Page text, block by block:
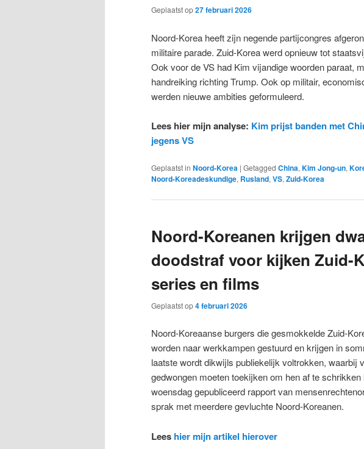
Geplaatst op27 februari 2026
Noord-Korea heeft zijn negende partijcongres
militaire parade. Zuid-Korea werd opnieuw tot
Ook voor de VS had Kim vijandige woorden paraat,
handreiking richting Trump. Ook op militair,
werden nieuwe ambities geformuleerd.
Lees hier mijn analyse: Kim prijst banden met
jegens VS
Geplaatst in Noord-Korea | Getagged China, Kim Jong-un,
Noord-Koreadeskundige, Rusland, VS, Zuid-Korea
Noord-Koreanen krijgen
doodstraf voor kijken Zuid-
series en films
Geplaatst op4 februari 2026
Noord-Koreaanse burgers die gesmokkelde Zuid-
worden naar werkkampen gestuurd en krijgen in
laatste wordt dikwijls publiekelijk voltrokken, waarbij
gedwongen moeten toekijken om hen af te
woensdag gepubliceerd rapport van
sprak met meerdere gevluchte Noord-Koreanen.
Lees hier mijn artikel hierover